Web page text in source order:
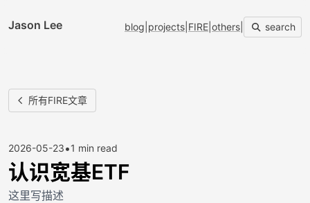
Jason Lee blog projects FIRE others search
所有FIRE文章
2026-05-23•1 min read
认识宽基ETF
这里写描述